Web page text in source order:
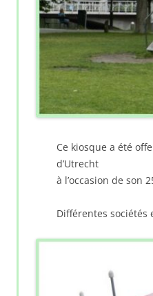
Ce kiosque a été
d’Utrecht
à l’occasion de son
Différentes